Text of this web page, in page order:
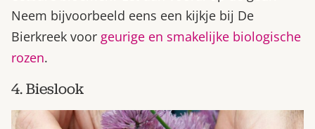
Neem bijvoorbeeld eens een kijkje bij De
Bierkreek voor geurige en smakelijke biologische
rozen.
4. Bieslook